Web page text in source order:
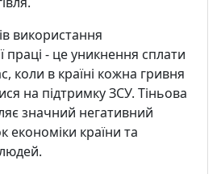
використання
праці - це уникнення сплати
коли в країні кожна гривня
на підтримку ЗСУ. Тіньова
значний негативний
економіки країни та